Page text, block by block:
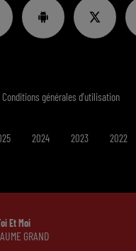
Et Moi
GRAND
Conditions générales d'utilisation
2024 2023 2022